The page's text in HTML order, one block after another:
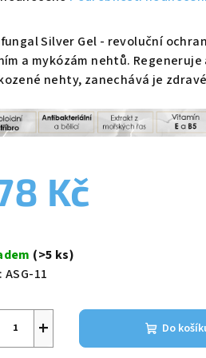
Silver Gel - revoluční
a mykózám nehtů. Regeneruje
nehty, zanechává je
Kč
(>5 ks)
ASG-11
+ Do